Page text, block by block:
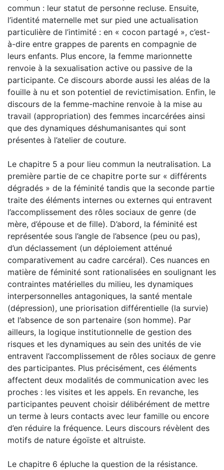
commun : leur statut de personne recluse. Ensuite,
l’identité maternelle met sur pied une actualisation
particulière de l’intimité : en « cocon partagé », c’est-
à-dire entre grappes de parents en compagnie de
leurs enfants. Plus encore, la femme marionnette
renvoie à la sexualisation active ou passive de la
participante. Ce discours aborde aussi les aléas de la
fouille à nu et son potentiel de revictimisation. Enfin, le
discours de la femme-machine renvoie à la mise au
travail (appropriation) des femmes incarcérées ainsi
que des dynamiques déshumanisantes qui sont
présentes à l’atelier de couture.
Le chapitre 5 a pour lieu commun la neutralisation. La
première partie de ce chapitre porte sur « différents
dégradés » de la féminité tandis que la seconde partie
traite des éléments internes ou externes qui entravent
l’accomplissement des rôles sociaux de genre (de
mère, d’épouse et de fille). D’abord, la féminité est
représentée sous l’angle de l’absence (peu ou pas),
d’un déclassement (un déploiement atténué
comparativement au cadre carcéral). Ces nuances en
matière de féminité sont rationalisées en soulignant les
contraintes matérielles du milieu, les dynamiques
interpersonnelles antagoniques, la santé mentale
(dépression), une priorisation différentielle (la survie)
et l’absence de son partenaire (son homme). Par
ailleurs, la logique institutionnelle de gestion des
risques et les dynamiques au sein des unités de vie
entravent l’accomplissement de rôles sociaux de genre
des participantes. Plus précisément, ces éléments
affectent deux modalités de communication avec les
proches : les visites et les appels. En revanche, les
participantes peuvent choisir délibérément de mettre
un terme à leurs contacts avec leur famille ou encore
d’en réduire la fréquence. Leurs discours révèlent des
motifs de nature égoïste et altruiste.
Le chapitre 6 épluche la question de la résistance.